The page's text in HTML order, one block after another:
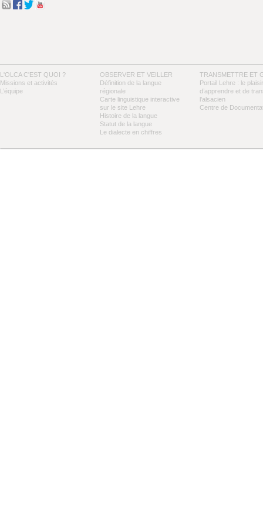
L'OLCA C'EST QUOI ?
Missions et activités
L’équipe
OBSERVER ET VEILLER
Définition de la langue
régionale
Carte linguistique interactive
sur le site Lehre
Histoire de la langue
Statut de la langue
Le dialecte en chiffres
TRANSMETTRE ET
Portail Lehre : le plaisir
d’apprendre et de
l’alsacien
Centre de